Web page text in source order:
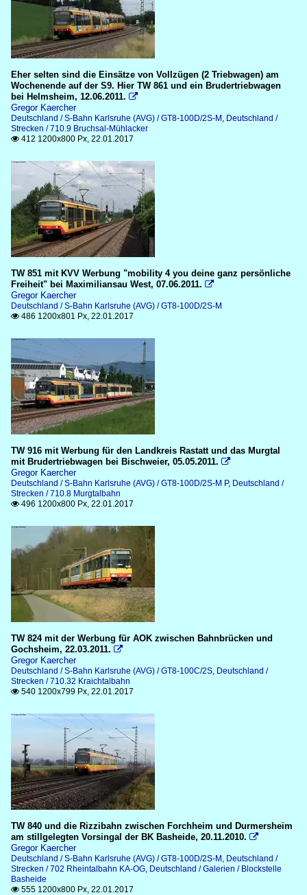
Eher selten sind die Einsätze von Vollzügen (2 Triebwagen) am
Wochenende auf der S9. Hier TW 861 und ein Brudertriebwagen
bei Helmsheim, 12.06.2011. 
Gregor Kaercher
Deutschland / S-Bahn Karlsruhe (AVG) / GT8-100D/2S-M , Deutschland /
Strecken / 710.9 Bruchsal-Mühlacker
 412 1200x800 Px, 22.01.2017
TW 851 mit KVV Werbung "mobility 4 you deine ganz persönliche
Freiheit" bei Maximiliansau West, 07.06.2011. 
Gregor Kaercher
Deutschland / S-Bahn Karlsruhe (AVG) / GT8-100D/2S-M
 486 1200x801 Px, 22.01.2017
TW 916 mit Werbung für den Landkreis Rastatt und das Murgtal
mit Brudertriebwagen bei Bischweier, 05.05.2011. 
Gregor Kaercher
Deutschland / S-Bahn Karlsruhe (AVG) / GT8-100D/2S-M P, Deutschland /
Strecken / 710.8 Murgtalbahn
 496 1200x800 Px, 22.01.2017
TW 824 mit der Werbung für AOK zwischen Bahnbrücken und
Gochsheim, 22.03.2011. 
Gregor Kaercher
Deutschland / S-Bahn Karlsruhe (AVG) / GT8-100C/2S, Deutschland /
Strecken / 710.32 Kraichtalbahn
 540 1200x799 Px, 22.01.2017
TW 840 und die Rizzibahn zwischen Forchheim und Durmersheim
am stillgelegten Vorsingal der BK Basheide, 20.11.2010. 
Gregor Kaercher
Deutschland / S-Bahn Karlsruhe (AVG) / GT8-100D/2S-M , Deutschland /
Strecken / 702 Rheintalbahn KA-OG, Deutschland / Galerien / Blockstelle
Basheide
 555 1200x800 Px, 22.01.2017